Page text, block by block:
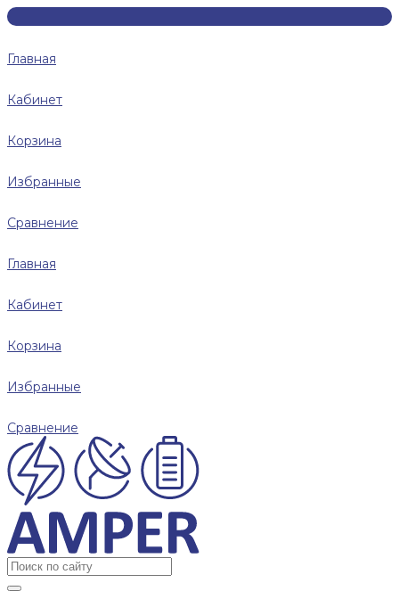
Главная
Кабинет
Корзина
Избранные
Сравнение
Главная
Кабинет
Корзина
Избранные
Сравнение